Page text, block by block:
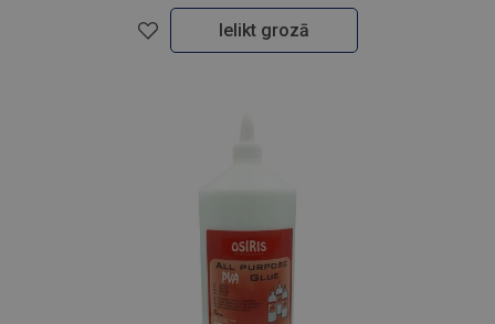
Ielikt grozā